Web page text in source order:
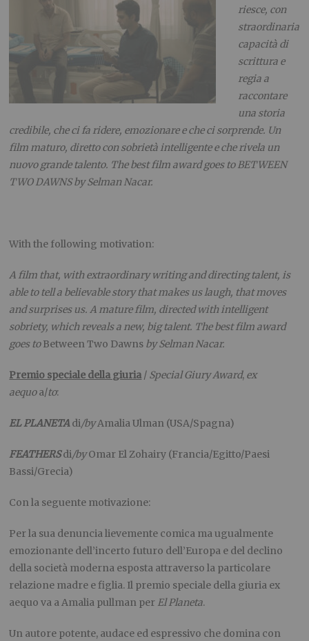
riesce, con
straordinaria
capacità di
scrittura e
regia a
raccontare
una storia
credibile, che ci fa ridere, emozionare e che ci sorprende. Un
film maturo, diretto con sobrietà intelligente e che rivela un
nuovo grande talento. The best film award goes to BETWEEN
TWO DAWNS by Selman Nacar.
With the following motivation:
A film that, with extraordinary writing and directing talent, is
able to tell a believable story that makes us laugh, that moves
and surprises us. A mature film, directed with intelligent
sobriety, which reveals a new, big talent. The best film award
goes toBetween Two Dawns by Selman Nacar.
Premio speciale della giuria / Special Giury Award, ex
aequoa/to:
EL PLANETAdi/byAmalia Ulman (USA/Spagna)
FEATHERSdi/byOmar El Zohairy (Francia/Egitto/Paesi
Bassi/Grecia)
Con la seguente motivazione:
Per la sua denuncia lievemente comica ma ugualmente
emozionante dell’incerto futuro dell’Europa e del declino
della società moderna esposta attraverso la particolare
relazione madre e figlia. Il premio speciale della giuria ex
aequo va a Amalia pullman per El Planeta.
Un autore potente, audace ed espressivo che domina con